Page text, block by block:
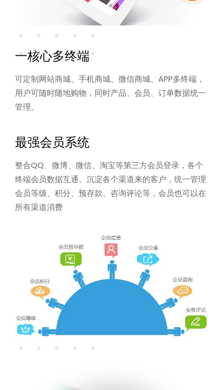
一核心多终端
可定制网站商城、手机商城、微信商城、APP多终端，
用户可随时随地购物，同时产品、会员、订单数据统一
管理。
最强会员系统
整合QQ、微博、微信、淘宝等第三方会员登录，各个
终端会员数据互通。 沉淀各个渠道来的客户，统一管理
会员等级、积分、预存款、咨询评论等，会员也可以在
所有渠道消费